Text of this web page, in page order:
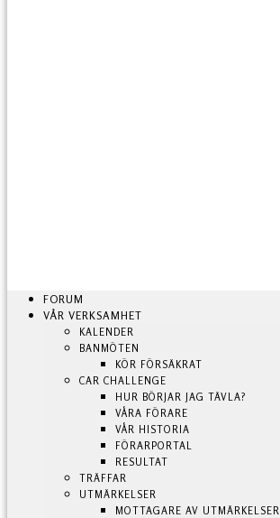
FORUM
VÅR VERKSAMHET
KALENDER
BANMÖTEN
KÖR FÖRSÄKRAT
CAR CHALLENGE
HUR BÖRJAR JAG TÄVLA?
VÅRA FÖRARE
VÅR HISTORIA
FÖRARPORTAL
RESULTAT
TRÄFFAR
UTMÄRKELSER
MOTTAGARE AV UTMÄRKELSER